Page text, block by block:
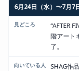
日程
見どころ
6月24日（水）〜7月7
“AFTER
階アート
了。
SHAG作